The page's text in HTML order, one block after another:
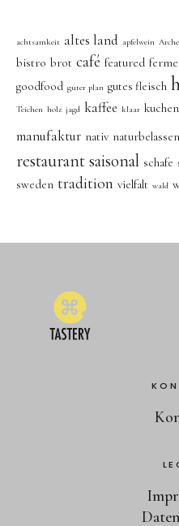
achtsamkeit altes land apfelwein
bistro brot café featured
goodfood guter plan gutes fleisch
Teichen holz jagd kaffee klaar kuchen
manufaktur nativ naturbelassen
restaurantsaisonal schafe
sweden tradition vielfalt wald